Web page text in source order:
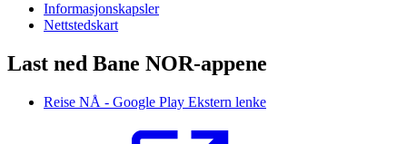
Informasjonskapsler
Nettstedskart
Last ned Bane NOR-appene
Reise NÅ - Google Play Ekstern lenke